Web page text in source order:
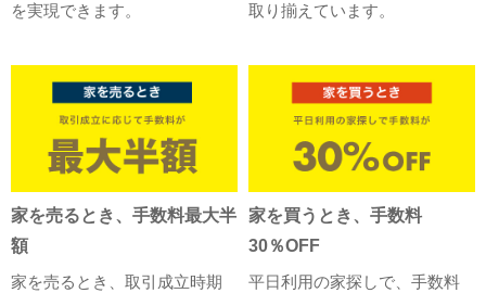
を実現できます。
取り揃えています。
家を売るとき、手数料最大半
額
家を売るとき、取引成立時期
家を買うとき、手数料
30％OFF
平日利用の家探しで、手数料